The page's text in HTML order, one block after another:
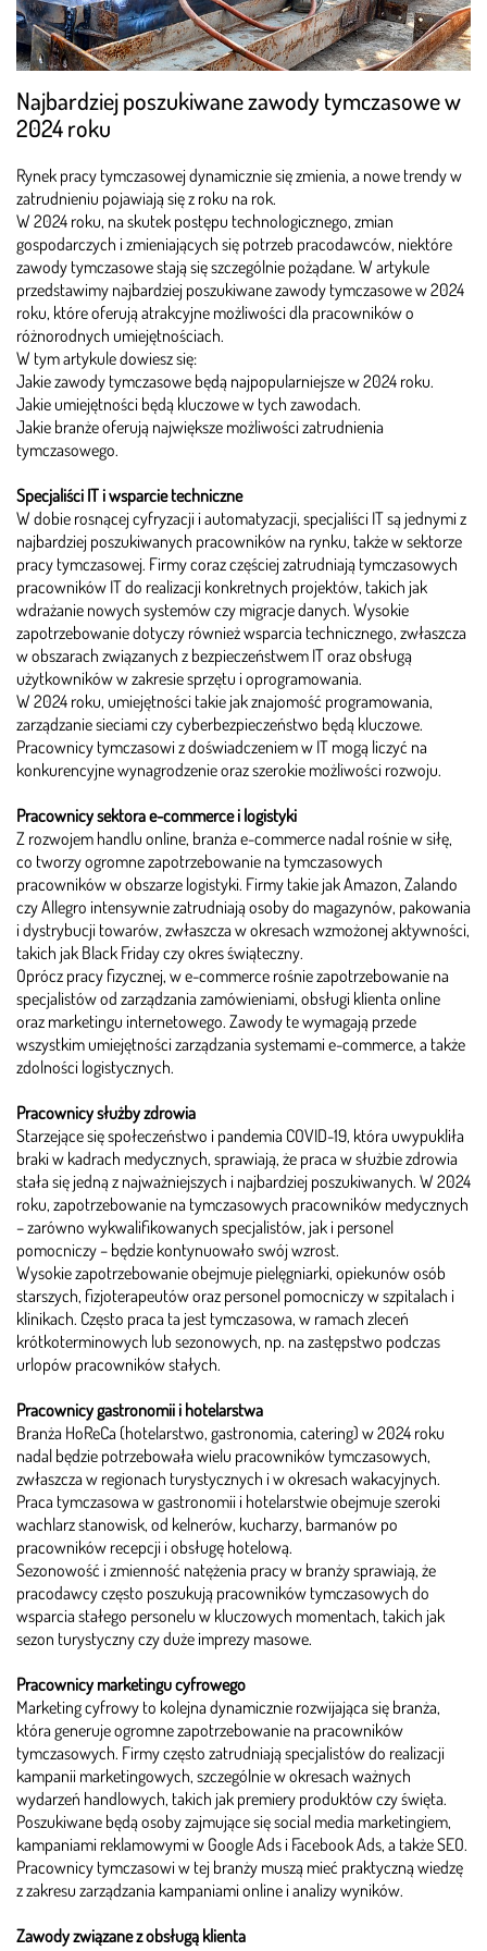
Najbardziej poszukiwane zawody tymczasowe w
2024 roku
Rynek pracy tymczasowej dynamicznie się zmienia, a nowe trendy w
zatrudnieniu pojawiają się z roku na rok.
W 2024 roku, na skutek postępu technologicznego, zmian
gospodarczych i zmieniających się potrzeb pracodawców, niektóre
zawody tymczasowe stają się szczególnie pożądane. W artykule
przedstawimy najbardziej poszukiwane zawody tymczasowe w 2024
roku, które oferują atrakcyjne możliwości dla pracowników o
różnorodnych umiejętnościach.
W tym artykule dowiesz się:
Jakie zawody tymczasowe będą najpopularniejsze w 2024 roku.
Jakie umiejętności będą kluczowe w tych zawodach.
Jakie branże oferują największe możliwości zatrudnienia
tymczasowego.
Specjaliści IT i wsparcie techniczne
W dobie rosnącej cyfryzacji i automatyzacji, specjaliści IT są jednymi z
najbardziej poszukiwanych pracowników na rynku, także w sektorze
pracy tymczasowej. Firmy coraz częściej zatrudniają tymczasowych
pracowników IT do realizacji konkretnych projektów, takich jak
wdrażanie nowych systemów czy migracje danych. Wysokie
zapotrzebowanie dotyczy również wsparcia technicznego, zwłaszcza
w obszarach związanych z bezpieczeństwem IT oraz obsługą
użytkowników w zakresie sprzętu i oprogramowania.
W 2024 roku, umiejętności takie jak znajomość programowania,
zarządzanie sieciami czy cyberbezpieczeństwo będą kluczowe.
Pracownicy tymczasowi z doświadczeniem w IT mogą liczyć na
konkurencyjne wynagrodzenie oraz szerokie możliwości rozwoju.
Pracownicy sektora e-commerce i logistyki
Z rozwojem handlu online, branża e-commerce nadal rośnie w siłę,
co tworzy ogromne zapotrzebowanie na tymczasowych
pracowników w obszarze logistyki. Firmy takie jak Amazon, Zalando
czy Allegro intensywnie zatrudniają osoby do magazynów, pakowania
i dystrybucji towarów, zwłaszcza w okresach wzmożonej aktywności,
takich jak Black Friday czy okres świąteczny.
Oprócz pracy fizycznej, w e-commerce rośnie zapotrzebowanie na
specjalistów od zarządzania zamówieniami, obsługi klienta online
oraz marketingu internetowego. Zawody te wymagają przede
wszystkim umiejętności zarządzania systemami e-commerce, a także
zdolności logistycznych.
Pracownicy służby zdrowia
Starzejące się społeczeństwo i pandemia COVID-19, która uwypukliła
braki w kadrach medycznych, sprawiają, że praca w służbie zdrowia
stała się jedną z najważniejszych i najbardziej poszukiwanych. W 2024
roku, zapotrzebowanie na tymczasowych pracowników medycznych
– zarówno wykwalifikowanych specjalistów, jak i personel
pomocniczy – będzie kontynuowało swój wzrost.
Wysokie zapotrzebowanie obejmuje pielęgniarki, opiekunów osób
starszych, fizjoterapeutów oraz personel pomocniczy w szpitalach i
klinikach. Często praca ta jest tymczasowa, w ramach zleceń
krótkoterminowych lub sezonowych, np. na zastępstwo podczas
urlopów pracowników stałych.
Pracownicy gastronomii i hotelarstwa
Branża HoReCa (hotelarstwo, gastronomia, catering) w 2024 roku
nadal będzie potrzebowała wielu pracowników tymczasowych,
zwłaszcza w regionach turystycznych i w okresach wakacyjnych.
Praca tymczasowa w gastronomii i hotelarstwie obejmuje szeroki
wachlarz stanowisk, od kelnerów, kucharzy, barmanów po
pracowników recepcji i obsługę hotelową.
Sezonowość i zmienność natężenia pracy w branży sprawiają, że
pracodawcy często poszukują pracowników tymczasowych do
wsparcia stałego personelu w kluczowych momentach, takich jak
sezon turystyczny czy duże imprezy masowe.
Pracownicy marketingu cyfrowego
Marketing cyfrowy to kolejna dynamicznie rozwijająca się branża,
która generuje ogromne zapotrzebowanie na pracowników
tymczasowych. Firmy często zatrudniają specjalistów do realizacji
kampanii marketingowych, szczególnie w okresach ważnych
wydarzeń handlowych, takich jak premiery produktów czy święta.
Poszukiwane będą osoby zajmujące się social media marketingiem,
kampaniami reklamowymi w Google Ads i Facebook Ads, a także SEO.
Pracownicy tymczasowi w tej branży muszą mieć praktyczną wiedzę
z zakresu zarządzania kampaniami online i analizy wyników.
Zawody związane z obsługą klienta